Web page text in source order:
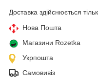
Доставка здійснюється
Нова Пошта
Магазини Rozetka
Укрпошта
Самовивіз